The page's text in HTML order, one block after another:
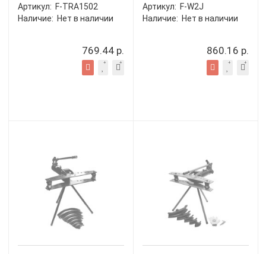
Артикул: F-TRA1502
Наличие: Нет в наличии
769.44 р.
Артикул: F-W2J
Наличие: Нет в наличии
860.16 р.